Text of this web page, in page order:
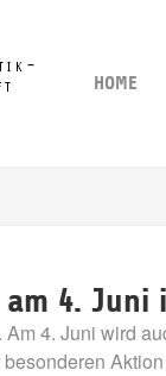
HOME
4.
Am 4. Juni wird